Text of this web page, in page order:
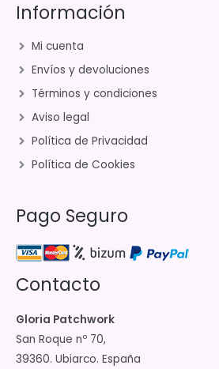
Información
Mi cuenta
Envíos y devoluciones
Términos y condiciones
Aviso legal
Política de Privacidad
Política de Cookies
Pago Seguro
Contacto
Gloria Patchwork
San Roque nº 70,
39360. Ubiarco. España